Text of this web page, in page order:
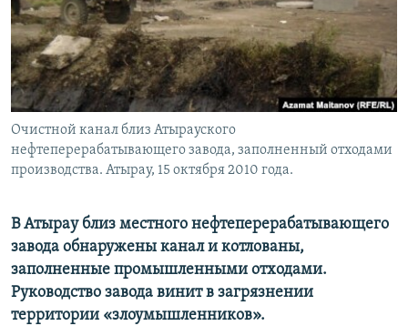
Очистной канал близ Атырауского
нефтеперерабатывающего завода, заполненный отходами
производства. Атырау, 15 октября 2010 года.
В Атырау близ местного нефтеперерабатывающего
завода обнаружены канал и котлованы,
заполненные промышленными отходами.
Руководство завода винит в загрязнении
территории «злоумышленников».